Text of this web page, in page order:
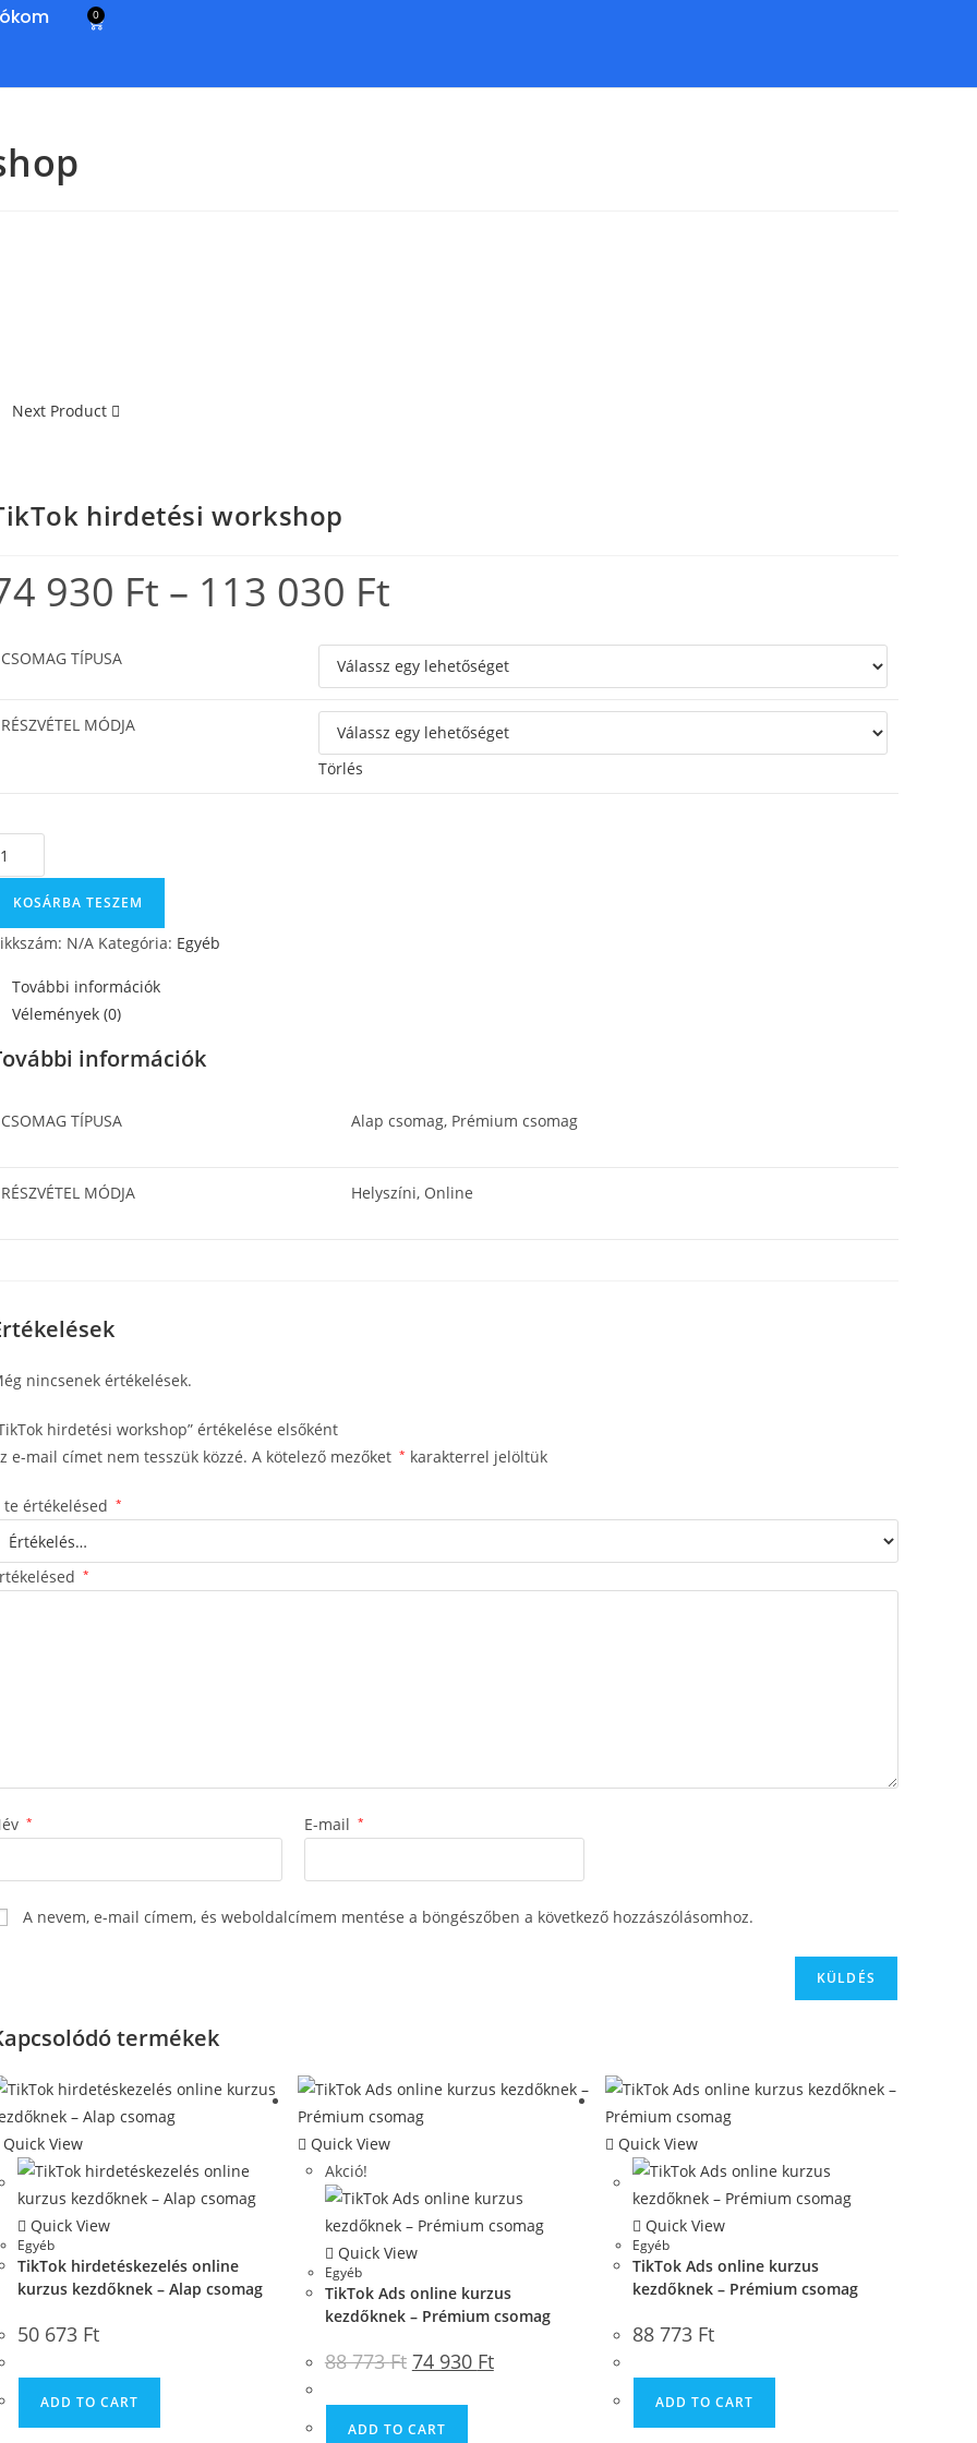
0
Next Product
hirdetési workshop
930 Ft – 113 030 Ft
CSOMAG TÍPUSA
RÉSZVÉTEL MÓDJA
Törlés
KOSÁRBA TESZEM
N/A Kategória: Egyéb
További információk
Vélemények (0)
információk
CSOMAG TÍPUSA Alap csomag, Prémium csomag
RÉSZVÉTEL MÓDJA Helyszíni, Online
nincsenek értékelések.
hirdetési workshop” értékelése elsőként
e-mail címet nem tesszük közzé. A kötelező mezőket * karakterrel jelöltük
te értékelésed *
*
* E-mail *
A nevem, e-mail címem, és weboldalcímem mentése a böngészőben a következő hozzászólásomhoz.
termékek
Quick View
Quick View
Egyéb
TikTok hirdetéskezelés online
kurzus kezdőknek – Alap csomag
50 673 Ft
ADD TO CART
Quick View
Akció!
Quick View
Egyéb
TikTok Ads online kurzus
kezdőknek – Prémium csomag
88 773Ft 74 930 Ft
ADD TO CART
Quick View
Quick View
Egyéb
TikTok Ads online kurzus
kezdőknek – Prémium csomag
88 773 Ft
ADD TO CART